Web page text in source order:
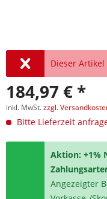
Dieser
184,97 € *
inkl. MwSt.zzgl.
Bitte Lieferzeit
Aktion: +1%
Angezeigter